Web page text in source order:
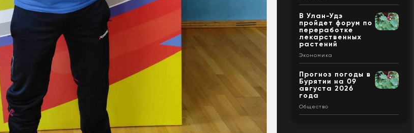
В Улан-Удэ
пройдет форум по
переработке
лекарственных
растений
Экономика
Прогноз погоды в
Бурятии на 09
августа 2026
года
Общество